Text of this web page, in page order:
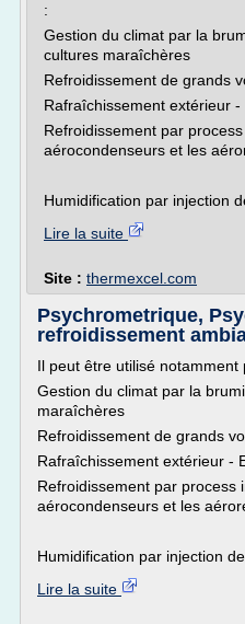
:
Gestion du climat par la
cultures maraîchères
Refroidissement de grands
Rafraîchissement extérieur -
Refroidissement par
aérocondenseurs et les
Humidification par injection
Lire la suite
Site : thermexcel.com
Psychrometrique,
refroidissement
Il peut être utilisé
Gestion du climat par la
maraîchères
Refroidissement de grands
Rafraîchissement extérieur -
Refroidissement par process
aérocondenseurs et les
Humidification par injection
Lire la suite